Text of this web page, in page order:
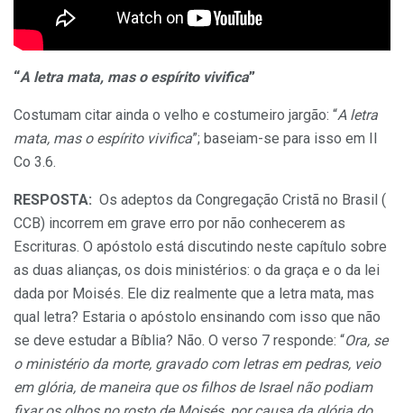
“A letra mata, mas o espírito vivifica”
Costumam citar ainda o velho e costumeiro jargão: “A letra
mata, mas o espírito vivifica”; baseiam-se para isso em II
Co 3.6.
RESPOSTA: Os adeptos da Congregação Cristã no Brasil (
CCB) incorrem em grave erro por não conhecerem as
Escrituras. O apóstolo está discutindo neste capítulo sobre
as duas alianças, os dois ministérios: o da graça e o da lei
dada por Moisés. Ele diz realmente que a letra mata, mas
qual letra? Estaria o apóstolo ensinando com isso que não
se deve estudar a Bíblia? Não. O verso 7 responde: “Ora, se
o ministério da morte, gravado com letras em pedras, veio
em glória, de maneira que os filhos de Israel não podiam